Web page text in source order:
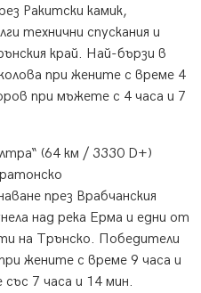
Ракитски камик,
технични спускания и
край. Най-бързи в
при жените с време 4
при мъжете с 4 часа и 7
(64 км / 3330 D+)
през Врабчанския
над река Ерма и едни от
на Трънско. Победители
жените с време 9 часа и
7 часа и 14 мин.